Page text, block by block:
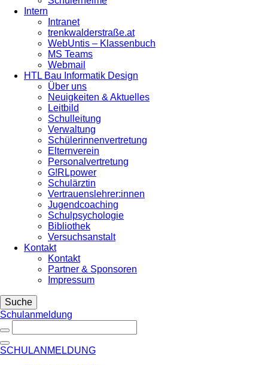
Intern
Intranet
trenkwalderstraße.at
WebUntis – Klassenbuch
MS Teams
Webmail
HTL Bau Informatik Design
Über uns
Neuigkeiten & Aktuelles
Leitbild
Schulleitung
Verwaltung
Schülerinnenvertretung
Elternverein
Personalvertretung
G!RLpower
Schulärztin
Vertrauenslehrer:innen
Jugendcoaching
Schulpsychologie
Bibliothek
Versuchsanstalt
Kontakt
Kontakt
Partner & Sponsoren
Impressum
Suche
Schulanmeldung
SCHULANMELDUNG